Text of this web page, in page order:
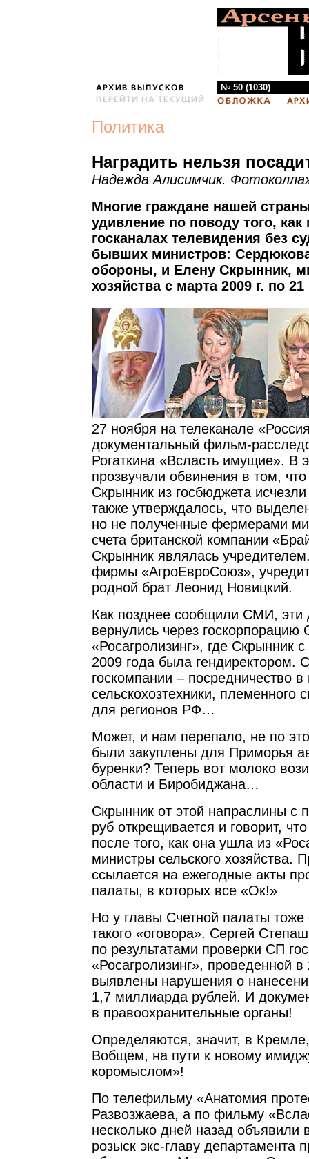
№ 50 (1030)
Политика
Наградить нельзя
Надежда Алисимчик.
Многие граждане нашей
удивление по поводу того, как
госканалах телевидения без
бывших министров:
обороны, и Елену Скрынник,
хозяйства с марта 2009 г. по 21
27 ноября на телеканале
документальный фильм-
Рогаткина «Всласть имущие». В
прозвучали обвинения в том,
Скрынник из госбюджета
также утверждалось, что
но не полученные фермерами
счета британской компании
Скрынник являлась
фирмы «АгроЕвроСоюз»,
родной брат Леонид Новицкий.
Как позднее сообщили СМИ, эти
вернулись через
«Росагролизинг», где Скрынник
2009 года была гендиректором.
госкомпании – посредничество в
сельскохозтехники, племенного
для регионов РФ…
Может, и нам перепало, не по
были закуплены для Приморья
буренки? Теперь вот молоко
области и Биробиджана…
Скрынник от этой напраслины с
руб открещивается и говорит,
после того, как она ушла из
министры сельского хозяйства.
ссылается на ежегодные акты
палаты, в которых все «Ок!»
Но у главы Счетной палаты тоже
такого «оговора». Сергей
по результатами проверки СП
«Росагролизинг», проведенной
выявлены нарушения о
1,7 миллиарда рублей. И
в правоохранительные органы!
Определяются, значит, в
Вобщем, на пути к новому
коромыслом»!
По телефильму «Анатомия
Развозжаева, а по фильму
несколько дней назад
розыск экс-главу департамента